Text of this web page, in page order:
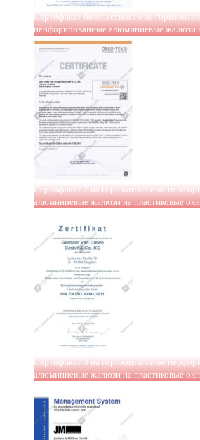
Сертификат безопастности на
перфорированные алюминиевые жалюзи
Сертификат 2 на горизонтальные
алюминиевые жалюзи на пластиковые
Сертификат 3 на горизонтальные
алюминиевые жалюзи на пластиковые